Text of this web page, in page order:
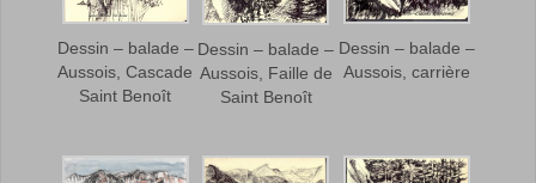
Dessin – balade –
Aussois, Cascade
Saint Benoît
Dessin – balade –
Aussois, Faille de
Saint Benoît
Dessin – balade –
Aussois, carrière